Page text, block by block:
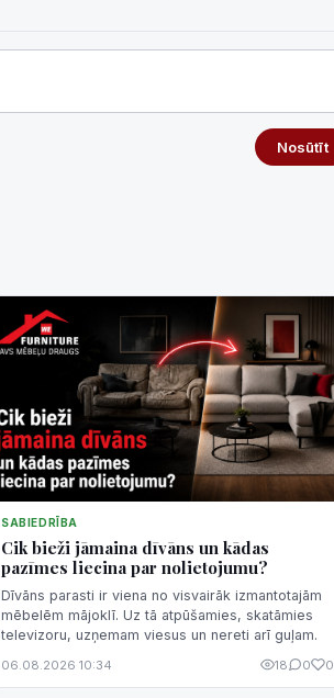
Nosūtīt
SABIEDRĪBA
Cik bieži jāmaina dīvāns un kādas
pazīmes liecina par nolietojumu?
Dīvāns parasti ir viena no visvairāk izmantotajām
mēbelēm mājoklī. Uz tā atpūšamies, skatāmies
televizoru, uzņemam viesus un nereti arī guļam.
06.08.2026 10:34 18 0 0